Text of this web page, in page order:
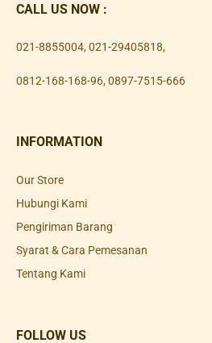
CALL US NOW :
021-8855004, 021-29405818,
0812-168-168-96, 0897-7515-666
INFORMATION
Our Store
Hubungi Kami
Pengiriman Barang
Syarat & Cara Pemesanan
Tentang Kami
FOLLOW US